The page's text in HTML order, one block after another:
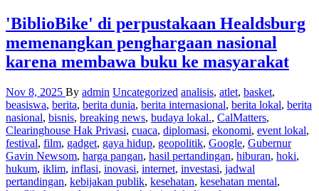
'BiblioBike' di perpustakaan Healdsburg
memenangkan penghargaan nasional
karena membawa buku ke masyarakat
Nov 8, 2025 By admin Uncategorized analisis, atlet, basket,
beasiswa, berita, berita dunia, berita internasional, berita lokal, berita
nasional, bisnis, breaking news, budaya lokal., CalMatters,
Clearinghouse Hak Privasi, cuaca, diplomasi, ekonomi, event lokal,
festival, film, gadget, gaya hidup, geopolitik, Google, Gubernur
Gavin Newsom, harga pangan, hasil pertandingan, hiburan, hoki,
hukum, iklim, inflasi, inovasi, internet, investasi, jadwal
pertandingan, kebijakan publik, kesehatan, kesehatan mental,